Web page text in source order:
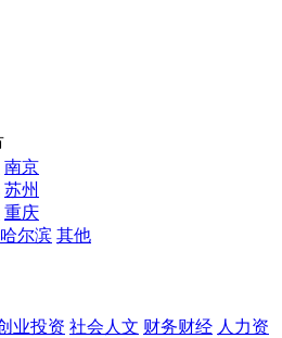
南京
苏州
重庆
哈尔滨 其他
业投资 社会人文 财务财经 人力资